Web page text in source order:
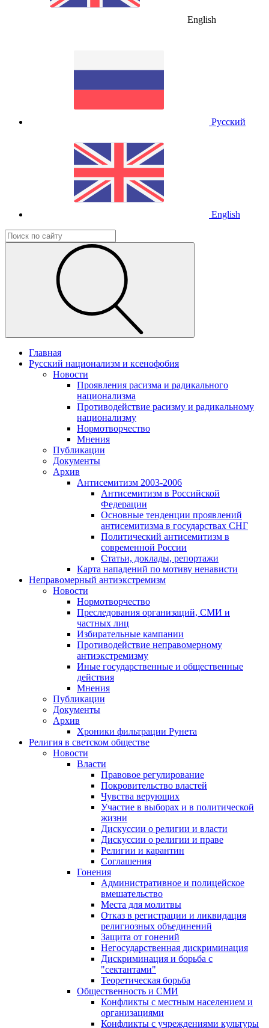
English
Русский
English
Главная
Русский национализм и ксенофобия
Новости
Проявления расизма и радикального
национализма
Противодействие расизму и радикальному
национализму
Нормотворчество
Мнения
Публикации
Документы
Архив
Антисемитизм 2003-2006
Антисемитизм в Российской
Федерации
Основные тенденции проявлений
антисемитизма в государствах СНГ
Политический антисемитизм в
современной России
Статьи, доклады, репортажи
Карта нападений по мотиву ненависти
Неправомерный антиэкстремизм
Новости
Нормотворчество
Преследования организаций, СМИ и
частных лиц
Избирательные кампании
Противодействие неправомерному
антиэкстремизму
Иные государственные и общественные
действия
Мнения
Публикации
Документы
Архив
Хроники фильтрации Рунета
Религия в светском обществе
Новости
Власти
Правовое регулирование
Покровительство властей
Чувства верующих
Участие в выборах и в политической
жизни
Дискуссии о религии и власти
Дискуссии о религии и праве
Религии и карантин
Соглашения
Гонения
Административное и полицейское
вмешательство
Места для молитвы
Отказ в регистрации и ликвидация
религиозных объединений
Защита от гонений
Негосударственная дискриминация
Дискриминация и борьба с
"сектантами"
Теоретическая борьба
Общественность и СМИ
Конфликты с местным населением и
организациями
Конфликты с учреждениями культуры